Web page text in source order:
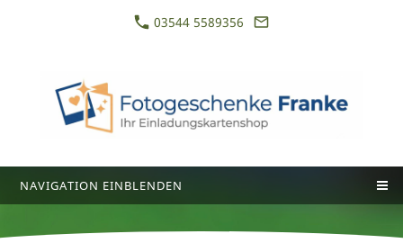
03544 5589356
NAVIGATION EINBLENDEN